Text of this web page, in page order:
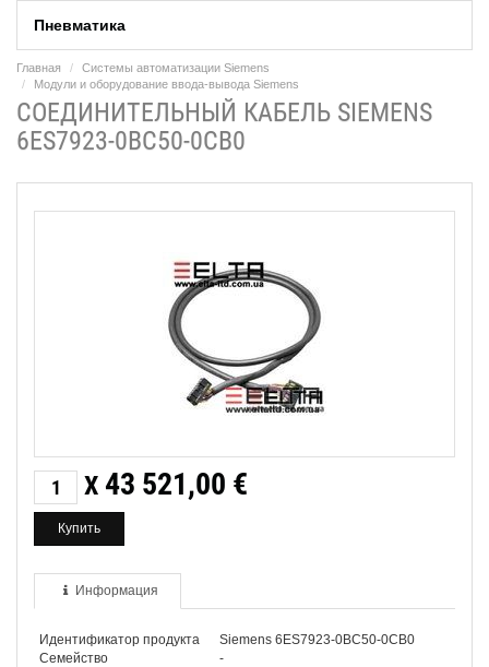
Пневматика
Главная
Системы автоматизации Siemens
Модули и оборудование ввода-вывода Siemens
СОЕДИНИТЕЛЬНЫЙ КАБЕЛЬ SIEMENS
6ES7923-0BC50-0CB0
X 43 521,00 €
Информация
Идентификатор продукта
Siemens 6ES7923-0BC50-0CB0
Семейство
-